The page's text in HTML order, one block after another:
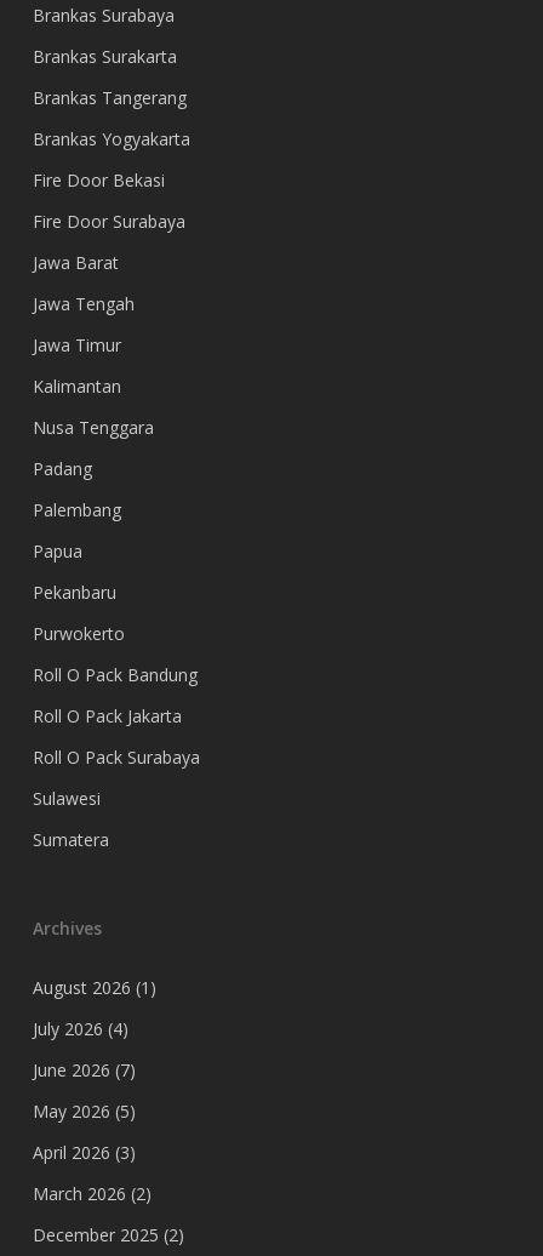
Brankas Surabaya
Brankas Surakarta
Brankas Tangerang
Brankas Yogyakarta
Fire Door Bekasi
Fire Door Surabaya
Jawa Barat
Jawa Tengah
Jawa Timur
Kalimantan
Nusa Tenggara
Padang
Palembang
Papua
Pekanbaru
Purwokerto
Roll O Pack Bandung
Roll O Pack Jakarta
Roll O Pack Surabaya
Sulawesi
Sumatera
Archives
August 2026 (1)
July 2026 (4)
June 2026 (7)
May 2026 (5)
April 2026 (3)
March 2026 (2)
December 2025 (2)